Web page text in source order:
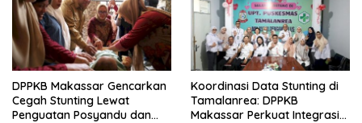
DPPKB Makassar Gencarkan
Cegah Stunting Lewat
Penguatan Posyandu dan
Koordinasi Data Stunting di
Tamalanrea: DPPKB
Makassar Perkuat Integrasi